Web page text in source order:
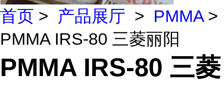
首页 > 产品展厅 > PMMA >
PMMA IRS-80 三菱丽阳
PMMA IRS-80 三菱